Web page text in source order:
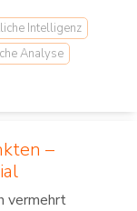
Intelligenz
Analyse
–
vermehrt